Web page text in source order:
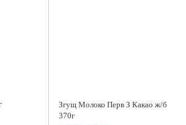
Згущ Молоко Перв З Какао ж/б
370г